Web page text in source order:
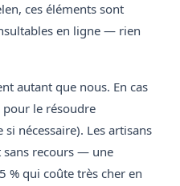
ces éléments sont
en ligne — rien
autant que nous. En cas
le résoudre
nécessaire). Les artisans
sans recours — une
% qui coûte très cher en